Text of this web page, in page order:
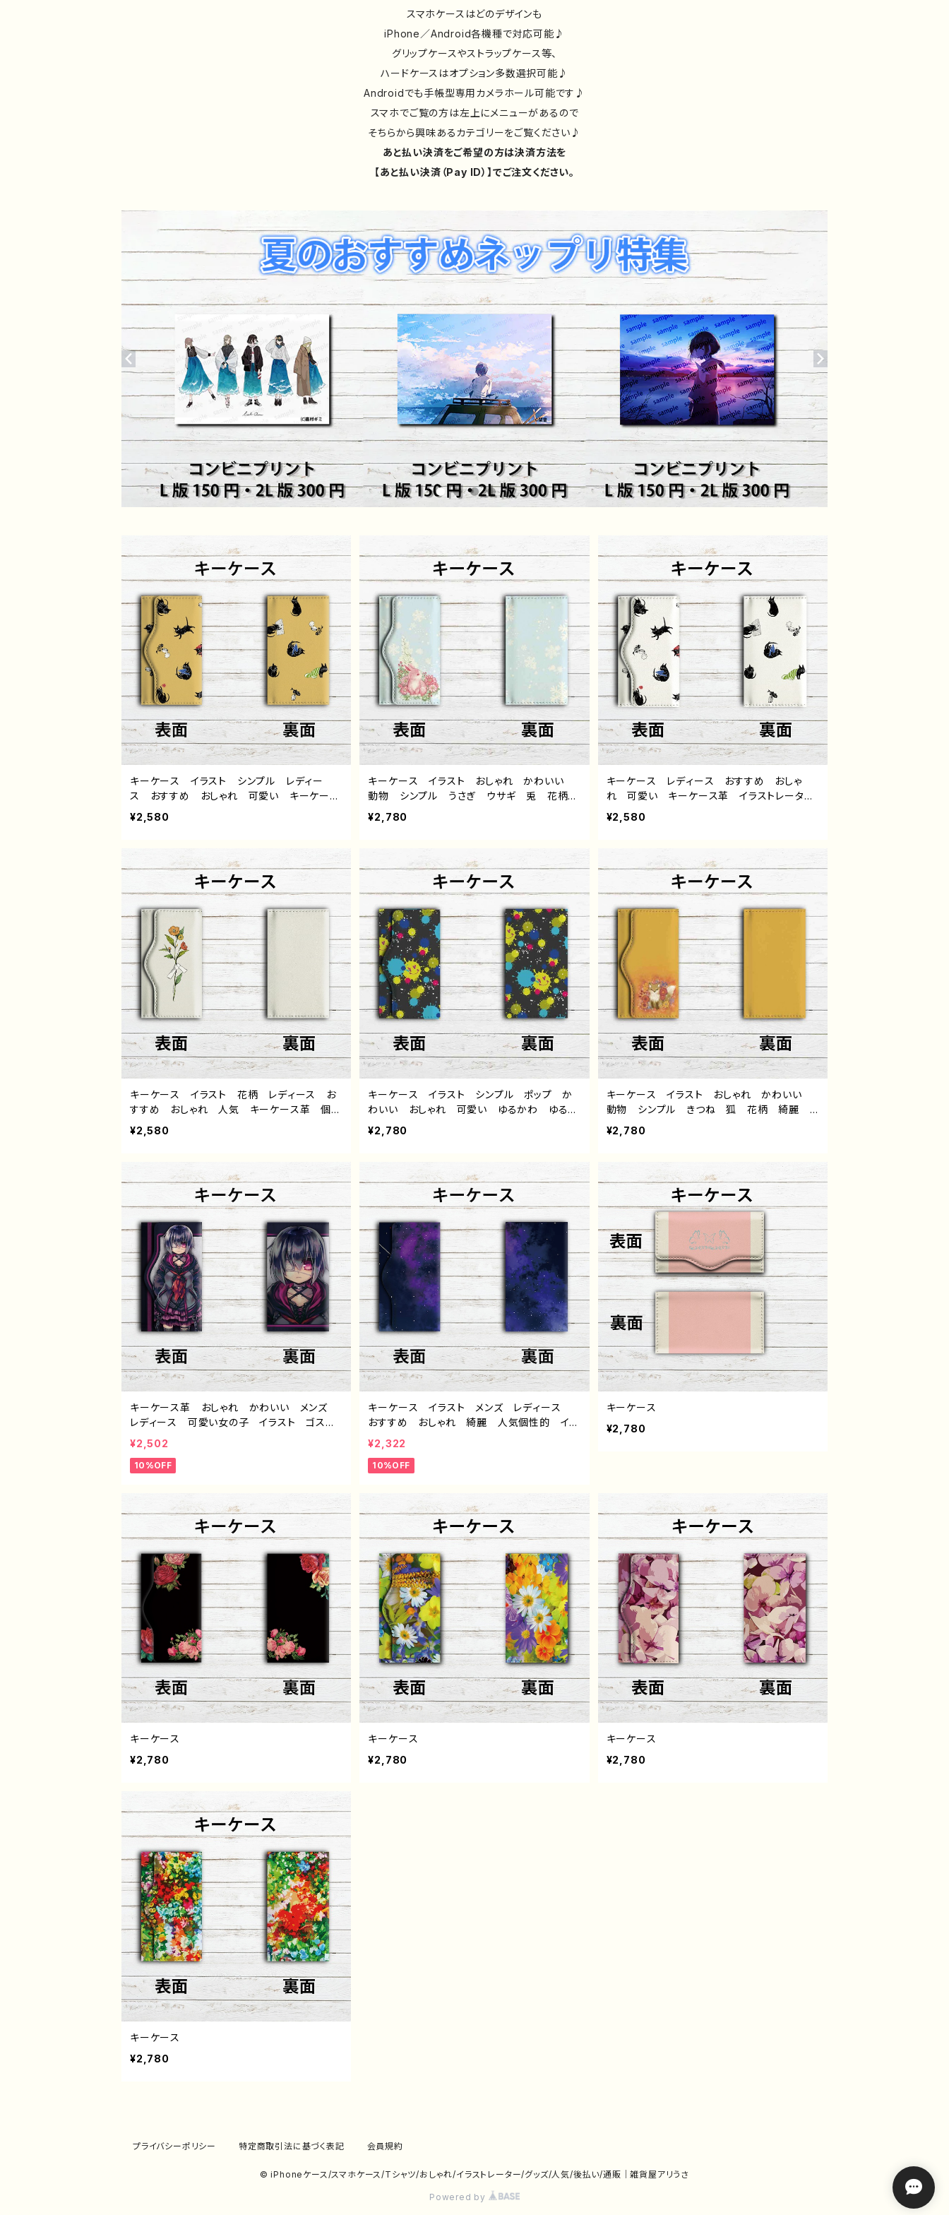
スマホケースはどのデザインも
iPhone／Android各機種で対応可能♪
グリップケースやストラップケース等、
ハードケースはオプション多数選択可能♪
Androidでも手帳型専用カメラホール可能です♪
スマホでご覧の方は左上にメニューがあるので
そちらから興味あるカテゴリーをご覧ください♪
あと払い決済をご希望の方は決済方法を
【あと払い決済（Pay ID）】でご注文ください。
キーケース イラスト シンプル レディー
ス おすすめ おしゃれ 可愛い キーケース
革 人気 イラストレーター 絵師 クリエイ
ター タイトル：くろねこ日和（黄） 作：嘉村ギ
¥2,580
キーケース イラスト おしゃれ かわいい
動物 シンプル うさぎ ウサギ 兎 花柄
綺麗 かわいい 個性的 おすすめ 人気
イラストレーター クリエイター 絵師 オリジ
Snow Rabbit 作：水無月りい
¥2,780
キーケース レディース おすすめ おしゃ
れ 可愛い キーケース革 イラストレータ
ー 絵師 タイトル：くろねこ日和（白） 作：嘉
村ギミ
¥2,580
キーケース イラスト 花柄 レディース お
すすめ おしゃれ 人気 キーケース革 個性
的 クリエイター イラストレーター 絵師
タイトル：結び文 作：嘉村ギミ
¥2,580
キーケース イラスト シンプル ポップ か
わいい おしゃれ 可愛い ゆるかわ ゆる
い レディース メンズ 個性的 おすすめ
人気 イラストレーター クリエイター 絵
Smile Painting 作：水無月りい
¥2,780
キーケース イラスト おしゃれ かわいい
動物 シンプル きつね 狐 花柄 綺麗
個性的 おすすめ 人気 イラストレーター
クリエイター 絵師 オリジナル デザイン
s 作：水無月りい
¥2,780
キーケース革 おしゃれ かわいい メンズ
レディース 可愛い女の子 イラスト ゴスパ
ン パンク ロック 病みかわ 個性的 おす
すめ 人気 イラストレーター クリエイタ
ー 絵師 オリジナル デザイン グッズ タ
作：白夜ゆう G-6
¥2,502
10%OFF
キーケース イラスト メンズ レディース
おすすめ おしゃれ 綺麗 人気個性的 イラ
ストレーター クリエイター 絵師 キーケー
ス革 タイトル：星空 作：んごミック G-6
¥2,322
10%OFF
キーケース
¥2,780
キーケース
¥2,780
キーケース
¥2,780
キーケース
¥2,780
キーケース
¥2,780
プライバシーポリシー 特定商取引法に基づく表記 会員規約
© iPhoneケース/スマホケース/Tシャツ/おしゃれ/イラストレーター/グッズ/人気/後払い/通販｜雑貨屋アリうさ
Powered by